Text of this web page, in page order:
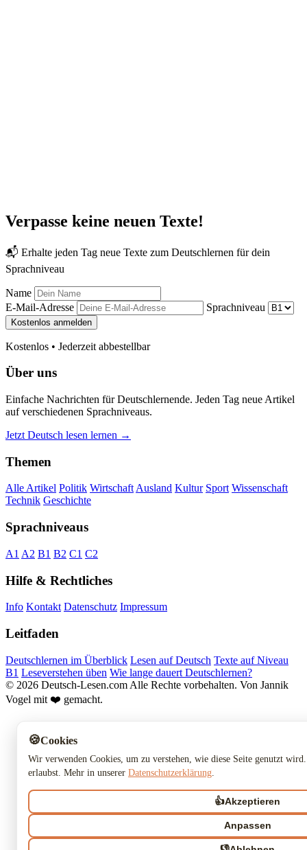
Verpasse keine neuen Texte!
📬 Erhalte jeden Tag neue Texte zum Deutschlernen für dein
Sprachniveau
Name
E-Mail-Adresse
Sprachniveau
Kostenlos anmelden
Kostenlos • Jederzeit abbestellbar
Über uns
Einfache Nachrichten für Deutschlernende. Jeden Tag neue Artikel
auf verschiedenen Sprachniveaus.
Jetzt Deutsch lesen lernen →
Themen
Alle Artikel Politik WirtschaftAusland Kultur Sport Wissenschaft
Technik Geschichte
Sprachniveaus
A1 A2 B1 B2 C1 C2
Hilfe & Rechtliches
Info Kontakt Datenschutz Impressum
Leitfaden
Deutschlernen im Überblick Lesen auf Deutsch Texte auf Niveau
B1 Leseverstehen üben Wie lange dauert Deutschlernen?
© 2026 Deutsch-Lesen.com Alle Rechte vorbehalten. Von Jannik
Vogel mit ❤️ gemacht.
🍪Cookies
Wir verwenden Cookies, um zu verstehen, wie diese Seite genutzt
erlaubst. Mehr in unserer Datenschutzerklärung.
👍Akzeptieren
Anpassen